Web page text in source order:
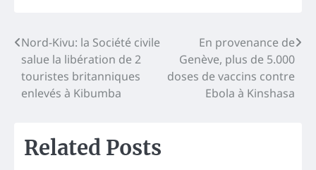
Navigation
de
l’article
Nord-Kivu: la Société civile
salue la libération de 2
touristes britanniques
enlevés à Kibumba
En provenance de
Genève, plus de 5.000
doses de vaccins contre
Ebola à Kinshasa
Related Posts